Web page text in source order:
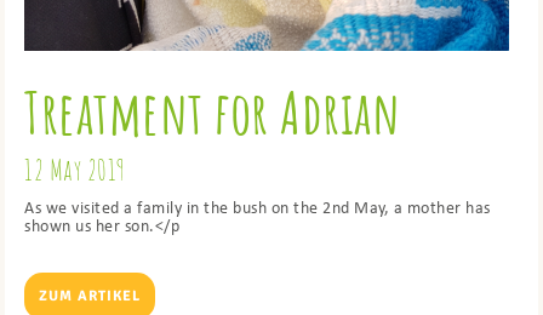
Treatment for Adrian
12 May 2019
As we visited a family in the bush on the 2nd May, a mother has
shown us her son.</p
ZUM ARTIKEL